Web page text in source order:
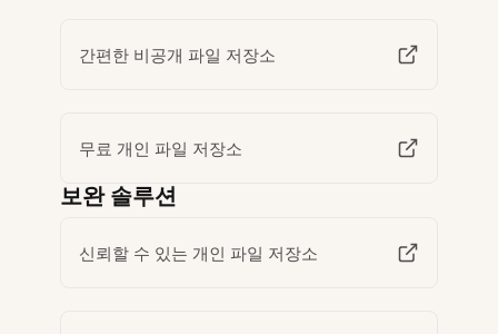
간편한 비공개 파일 저장소
무료 개인 파일 저장소
보완 솔루션
신뢰할 수 있는 개인 파일 저장소